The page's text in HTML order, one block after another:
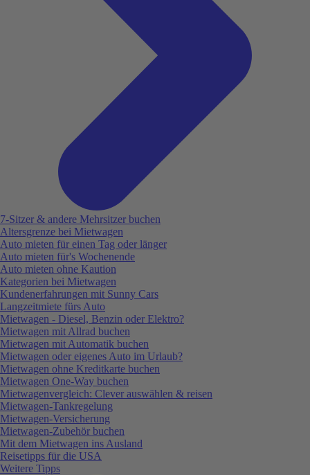
7-Sitzer & andere Mehrsitzer buchen
Altersgrenze bei Mietwagen
Auto mieten für einen Tag oder länger
Auto mieten für's Wochenende
Auto mieten ohne Kaution
Kategorien bei Mietwagen
Kundenerfahrungen mit Sunny Cars
Langzeitmiete fürs Auto
Mietwagen - Diesel, Benzin oder Elektro?
Mietwagen mit Allrad buchen
Mietwagen mit Automatik buchen
Mietwagen oder eigenes Auto im Urlaub?
Mietwagen ohne Kreditkarte buchen
Mietwagen One-Way buchen
Mietwagenvergleich: Clever auswählen & reisen
Mietwagen-Tankregelung
Mietwagen-Versicherung
Mietwagen-Zubehör buchen
Mit dem Mietwagen ins Ausland
Reisetipps für die USA
Weitere Tipps